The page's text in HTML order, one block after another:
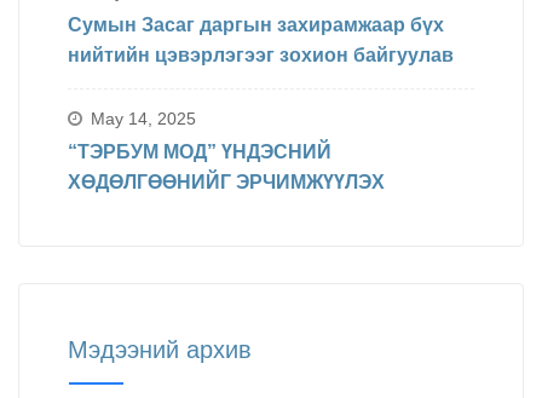
Сумын Засаг даргын захирамжаар бүх
нийтийн цэвэрлэгээг зохион байгуулав
May 14, 2025
“ТЭРБУМ МОД” ҮНДЭСНИЙ
ХӨДӨЛГӨӨНИЙГ ЭРЧИМЖҮҮЛЭХ
Мэдээний архив